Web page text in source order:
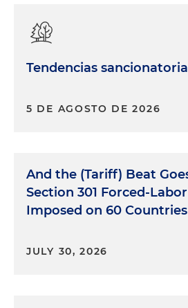
Tendencias
5 DE AGOSTO DE 2026
And the (Tariff) Beat
Section 301 Forced-
Imposed on 60 Countries
JULY 30, 2026